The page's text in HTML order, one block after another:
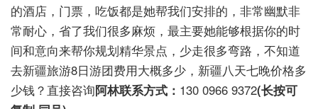
的酒店，门票，吃饭都是她帮我们安排的，非常幽默非
常耐心，省了我们很多麻烦，最主要她能够根据你的时
间和意向来帮你规划精华景点，少走很多弯路，不知道
去新疆旅游8日游团费用大概多少，新疆八天七晚价格多
少钱？直接咨询阿林联系方式： 130 0966 9372(长按可